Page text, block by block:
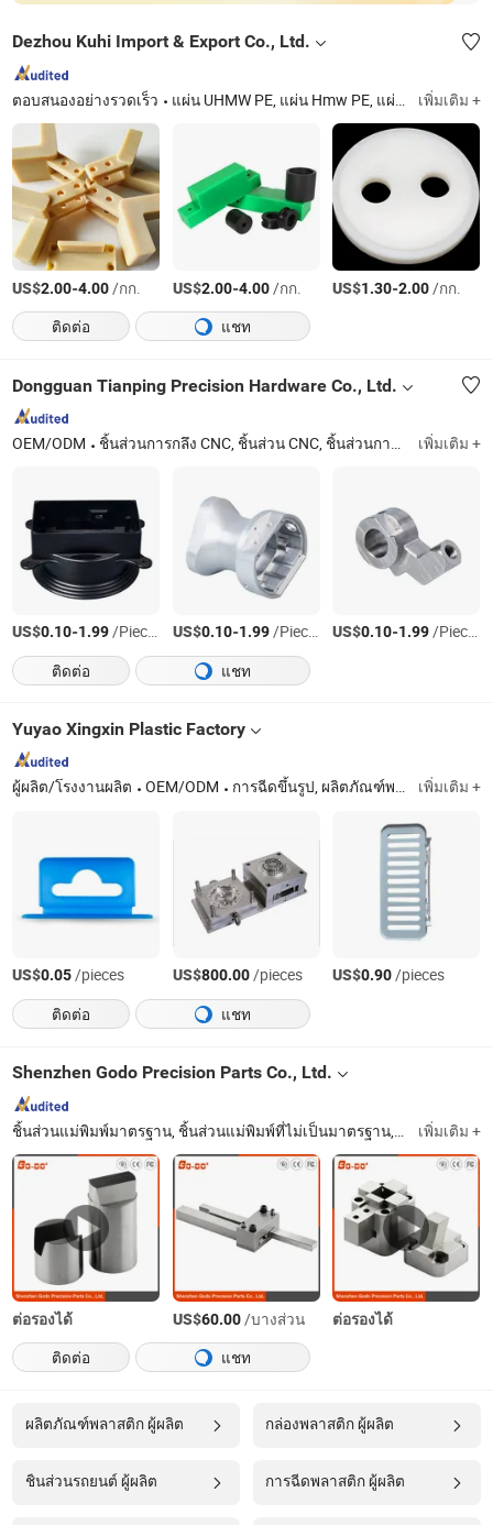
Dezhou Kuhi Import & Export Co., Ltd.
ตอบสนองอย่างรวดเร็ว แผ่น UHMW PE, แผ่น Hmw PE, แผ่นพลาสติกรีไซเคิล, แผ่นไนลอน, PA6 แผ่น, แผ่น UHMW PE1000, สำหรับถนนชั่วคราว, แผ่นรองเครน, แผ่น Pi, แท่งโพลีอิมิเดส เพิ่มเติม +
US$2.00-4.00/กก. US$2.00-4.00/กก. US$1.30-2.00/กก.
ติดต่อ
แชท
Dongguan Tianping Precision Hardware Co., Ltd.
OEM/ODM ชิ้นส่วนการกลึง CNC, ชิ้นส่วน CNC, ชิ้นส่วนการมิลลิ่ง CNC, ชิ้นส่วนรถยนต์, การกลึง CNC, ชิ้นส่วนเครื่องจักร, ชิ้นส่วนการหมุน CNC, ชิ้นส่วนอัตโนมัติ, อุปกรณ์, ชิ้นส่วนอะลูมิเนียม เพิ่มเติม +
US$0.10-1.99/Pieces US$0.10-1.99/Pieces US$0.10-1.99/Pieces
ติดต่อ
แชท
Yuyao Xingxin Plastic Factory
ผู้ผลิต/โรงงานผลิต OEM/ODM การฉีดขึ้นรูป, ผลิตภัณฑ์พลาสติก เพิ่มเติม +
US$0.05/pieces US$800.00/pieces US$0.90/pieces
ติดต่อ
แชท
Shenzhen Godo Precision Parts Co., Ltd.
ชิ้นส่วนแม่พิมพ์มาตรฐาน, ชิ้นส่วนแม่พิมพ์ที่ไม่เป็นมาตรฐาน, ชิ้นส่วนแม่พิมพ์, แกนแม่พิมพ์หลายหลุม, การประมวลผลชิ้นส่วนแม่พิมพ์ เพิ่มเติม +
ต่อรองได้ US$60.00/บางส่วน
ต่อรองได้
ติดต่อ
แชท
ผลิตภัณฑ์พลาสติก ผู้ผลิต กล่องพลาสติก ผู้ผลิต
ชิ้นส่วนรถยนต์ ผู้ผลิต การฉีดพลาสติก ผู้ผลิต